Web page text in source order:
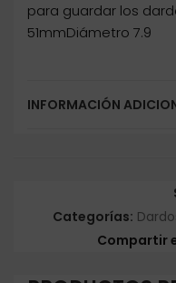
para guardar los
51mmDiámetro 7.9
INFORMACIÓN
Categorías:
Compartir